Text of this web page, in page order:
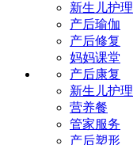
新生儿护理
产后瑜伽
产后修复
妈妈课堂
产后康复
新生儿护理
营养餐
管家服务
产后塑形